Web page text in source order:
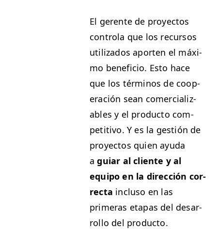
El ger­ente de proyec­tos
con­tro­la que los recur­sos
uti­liza­dos aporten el máx­i­
mo ben­efi­cio. Esto hace
que los tér­mi­nos de coop­
eración sean com­er­cial­iz­
ables y el pro­duc­to com­
pet­i­ti­vo. Y es la gestión de
proyec­tos quien ayu­da
aguiar al cliente y al
equipo en la direc­ción cor­
rec­ta inclu­so en las
primeras eta­pas del desar­
rol­lo del producto.